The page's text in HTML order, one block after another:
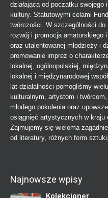
działającą od początku
kultury. Statutowymi celami
twórczości. W szczególności do
rozwój i promocja amatorskiego
oraz utalentowanej młodzieży i
promowanie imprez o
lokalnej, ogólnopolskiej,
lokalnej i międzynarodowej
lat działalności pomogliśmy
kulturalnym, artystom i
młodego pokolenia oraz
osiągnięć artystycznych w kraju
Zajmujemy się wieloma
od literatury, różnych form
Najnowsze wpisy
Kolekcjoner